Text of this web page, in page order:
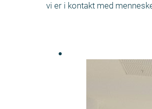
vi er i kontakt med